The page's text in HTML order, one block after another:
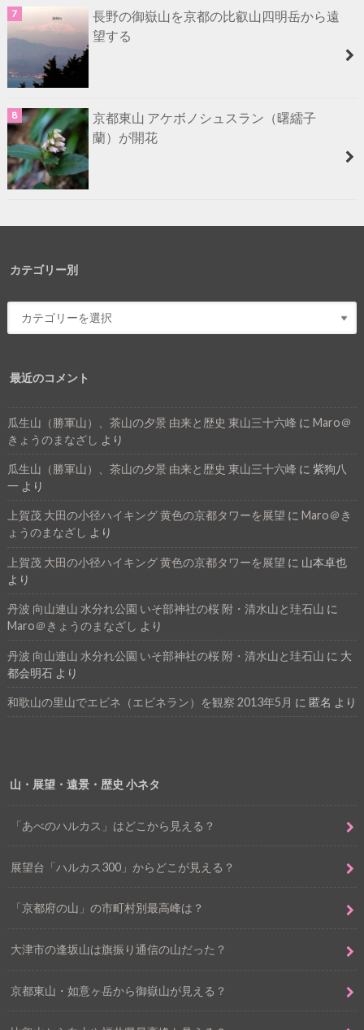
長野の御嶽山を京都の比叡山四明岳から遠
望する
京都東山 アケボノシュスラン（曙繻子
蘭）が開花
カテゴリー別
最近のコメント
瓜生山（勝軍山）、茶山の夕景 由来と歴史 東山三十六峰 に Maro＠
きょうのまなざし より
瓜生山（勝軍山）、茶山の夕景 由来と歴史 東山三十六峰 に 紫狗八
一 より
上賀茂 大田の小径ハイキング 黄色の京都タワーを展望 に Maro＠き
ょうのまなざし より
上賀茂 大田の小径ハイキング 黄色の京都タワーを展望 に 山本卓也
より
丹波 向山連山 水分れ公園 いそ部神社の桜 附・清水山と珪石山 に
Maro＠きょうのまなざし より
丹波 向山連山 水分れ公園 いそ部神社の桜 附・清水山と珪石山 に 大
都会明石より
和歌山の里山でエビネ（エビネラン）を観察 2013年5月 に 匿名 より
山・展望・遠景・歴史 小ネタ
「あべのハルカス」はどこから見える？
展望台「ハルカス300」からどこが見える？
「京都府の山」の市町村別最高峰は？
大津市の逢坂山は旗振り通信の山だった？
京都東山・如意ヶ岳から御嶽山が見える？